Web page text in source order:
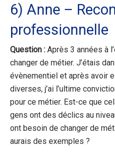
6) Anne –
professionnelle
Question : Après 3 années à
changer de métier. J’étais
évènementiel et après avoir
diverses, j’ai l’ultime
pour ce métier. Est-ce que
gens ont des déclics au
ont besoin de changer de
aurais des exemples ?